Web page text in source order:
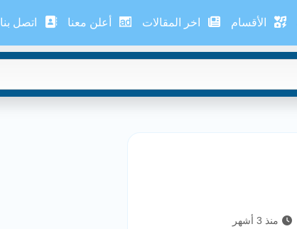
الأقسام اخر المقالات أعلن معنا اتصل بنا
منذ 3 أشهر